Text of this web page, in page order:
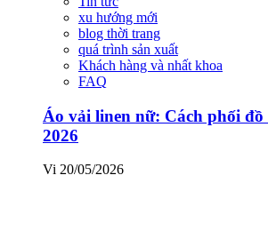
xu hướng mới
blog thời trang
quá trình sản xuất
Khách hàng và nhất khoa
FAQ
Áo vải linen nữ: Cách phối đồ
2026
Vi 20/05/2026